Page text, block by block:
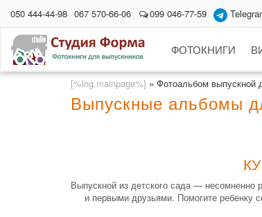
050 444-44-98 067 570-66-06 099 046-77-59
ФОТОКНИГИ
[%lng.mainpage%] » Фотоальбом выпускной
Выпускные альбомы
Выпускной из детского сада — несомненно
и первыми друзьями. Помогите ребенку